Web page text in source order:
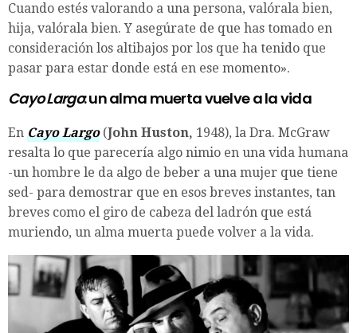
Cuando estés valorando a una persona, valórala bien,
hija, valórala bien. Y asegúrate de que has tomado en
consideración los altibajos por los que ha tenido que
pasar para estar donde está en ese momento».
Cayo Largo: un alma muerta vuelve a la vida
En Cayo Largo(John Huston, 1948), la Dra. McGraw
resalta lo que parecería algo nimio en una vida humana
-un hombre le da algo de beber a una mujer que tiene
sed- para demostrar que en esos breves instantes, tan
breves como el giro de cabeza del ladrón que está
muriendo, un alma muerta puede volver a la vida.